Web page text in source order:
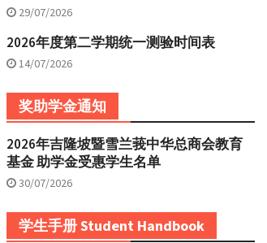
29/07/2026
2026年度第二学期统一测验时间表
14/07/2026
奖助学金通知
2026年吉隆坡暨雪兰莪中华总商会教育
基金 助学金受惠学生名单
30/07/2026
学生手册 Student Handbook